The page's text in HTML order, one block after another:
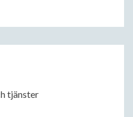
tjänster